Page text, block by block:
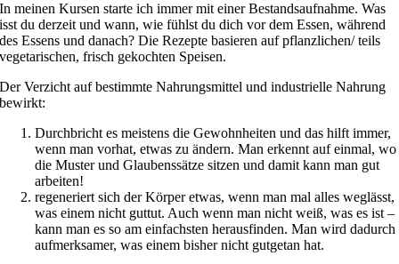
In meinen Kursen starte ich immer mit einer Bestandsaufnahme. Was
isst du derzeit und wann, wie fühlst du dich vor dem Essen, während
des Essens und danach? Die Rezepte basieren auf pflanzlichen/ teils
vegetarischen, frisch gekochten Speisen.
Der Verzicht auf bestimmte Nahrungsmittel und industrielle Nahrung
bewirkt:
Durchbricht es meistens die Gewohnheiten und das hilft immer,
wenn man vorhat, etwas zu ändern. Man erkennt auf einmal, wo
die Muster und Glaubenssätze sitzen und damit kann man gut
arbeiten!
regeneriert sich der Körper etwas, wenn man mal alles weglässt,
was einem nicht guttut. Auch wenn man nicht weiß, was es ist –
kann man es so am einfachsten herausfinden. Man wird dadurch
aufmerksamer, was einem bisher nicht gutgetan hat.